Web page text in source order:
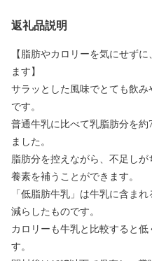
返礼品説明
【脂肪やカロリーを気にせず
ます】
サラッとした風味でとても飲
です。
普通牛乳に比べて乳脂肪分を約
ました。
脂肪分を控えながら、不足し
養素を補うことができます。
「低脂肪牛乳」は牛乳に含ま
減らしたものです。
カロリーも牛乳と比較すると
す。